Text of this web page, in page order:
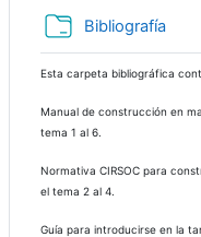
Bibliografía
Esta carpeta bibliográfica
Manual de construcción en
tema 1 al 6.
Normativa CIRSOC para
el tema 2 al 4.
Guía para introducirse en la